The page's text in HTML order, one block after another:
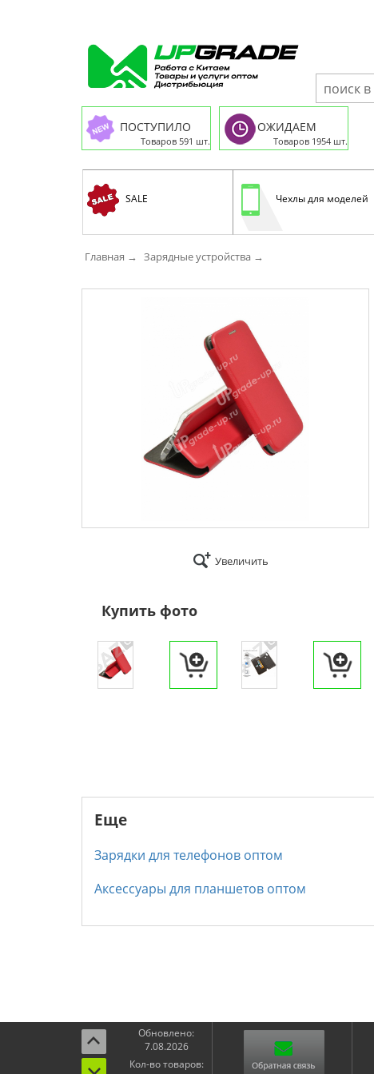
ПОСТУПИЛО
Товаров 591 шт.
ОЖИДАЕМ
Товаров 1954 шт.
SALE Чехлы для моделей
Главная → Зарядные устройства →
Увеличить
Купить фото
Еще
Зарядки для телефонов оптом
Аксессуары для планшетов оптом
Обновлено:
7.08.2026
Кол-во товаров: